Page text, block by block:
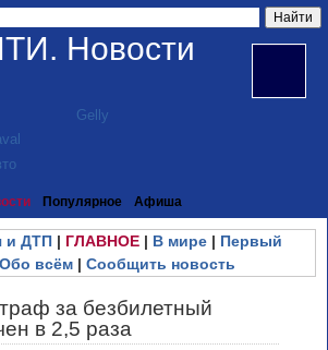
Новости
Популярное Афиша
и ДТП| ГЛАВНОЕ| В мире| Первый
Обо всём | Сообщить новость
за безбилетный
в 2,5 раза